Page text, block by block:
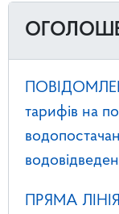
тарифів на
ПРЯМА ЛІНІЯ